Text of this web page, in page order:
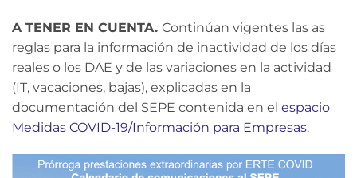
A TENER EN CUENTA. Continúan vigentes las as
reglas para la información de inactividad de los días
reales o los DAE y de las variaciones en la actividad
(IT, vacaciones, bajas), explicadas en la
documentación del SEPE contenida en el espacio
Medidas COVID-19/Información para Empresas.